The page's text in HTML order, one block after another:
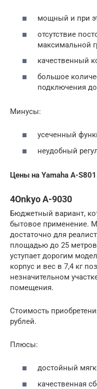
мощный и при
отсутствие
максимальной
качественный
большое
подключения
Минусы:
усеченный
неудобный
Цены на Yamaha A-
4Onkyo A-9030
Бюджетный вариант,
бытовое применение.
достаточно для
площадью до 25
уступает дорогим
корпус и вес в 7,4 кг
незначительном
помещения.
Стоимость
рублей.
Плюсы:
достойный
качественная